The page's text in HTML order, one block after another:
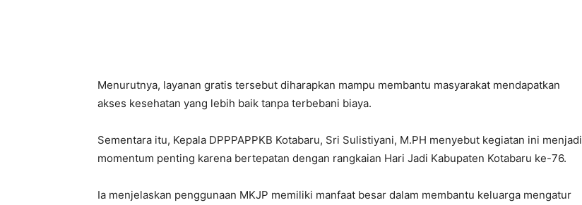
Menurutnya, layanan gratis tersebut diharapkan mampu membantu masyarakat mendapatkan
akses kesehatan yang lebih baik tanpa terbebani biaya.
Sementara itu, Kepala DPPPAPPKB Kotabaru, Sri Sulistiyani, M.PH menyebut kegiatan ini menjadi
momentum penting karena bertepatan dengan rangkaian Hari Jadi Kabupaten Kotabaru ke-76.
Ia menjelaskan penggunaan MKJP memiliki manfaat besar dalam membantu keluarga mengatur